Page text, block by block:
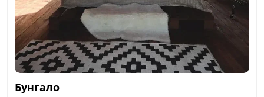
Бунгало